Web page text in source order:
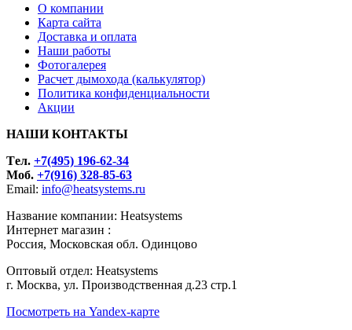
О компании
Карта сайта
Доставка и оплата
Наши работы
Фотогалерея
Расчет дымохода (калькулятор)
Политика конфиденциальности
Акции
НАШИ КОНТАКТЫ
Tел. +7(495) 196-62-34
Моб. +7(916) 328-85-63
Email: info@heatsystems.ru
Название компании: Heatsystems
Интернет магазин :
Россия, Московская обл. Одинцово
Оптовый отдел: Heatsystems
г. Москва, ул. Производственная д.23 стр.1
Посмотреть на Yandex-карте